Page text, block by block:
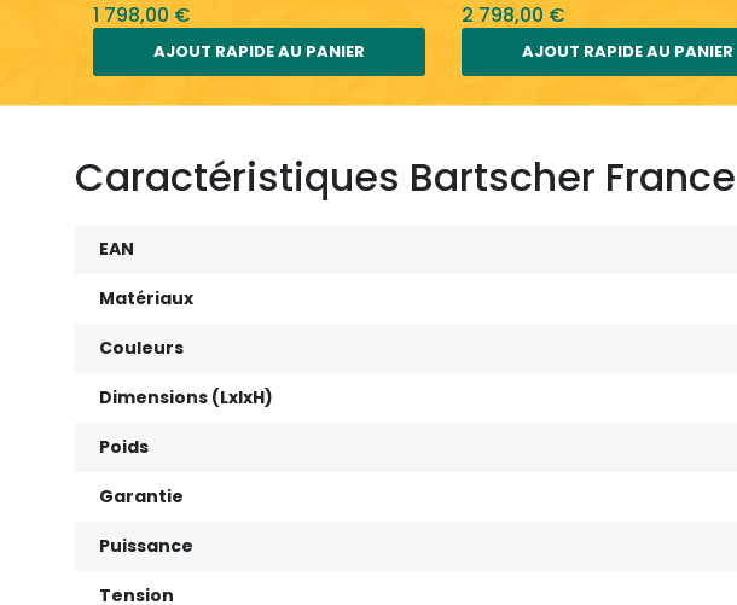
1 798,00 €
AJOUT RAPIDE AU PANIER
2 798,00 €
AJOUT RAPIDE AU PANIER
Caractéristiques Bartscher France
EAN
Matériaux
Couleurs
Dimensions (LxlxH)
Poids
Garantie
Puissance
Tension